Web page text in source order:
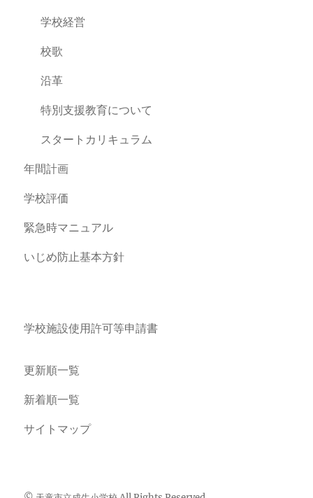
学校経営
校歌
沿革
特別支援教育について
スタートカリキュラム
年間計画
学校評価
緊急時マニュアル
いじめ防止基本方針
学校施設使用許可等申請書
更新順一覧
新着順一覧
サイトマップ